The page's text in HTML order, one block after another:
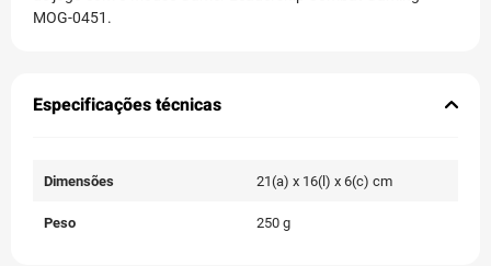
MOG-0451.
Especificações técnicas
Dimensões 21(a) x 16(l) x 6(c) cm
Peso 250 g